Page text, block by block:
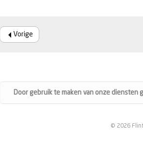
Vorige
Door gebruik te maken van onze diensten
© 2026